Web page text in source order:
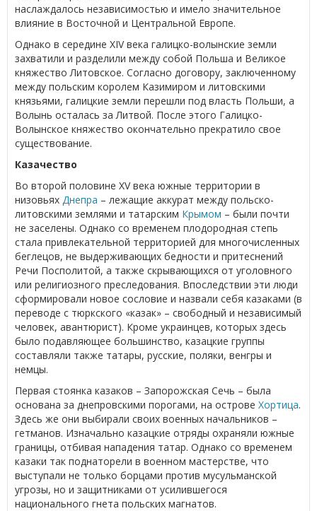
наслаждалось независимостью и имело значительное
влияние в Восточной и Центральной Европе.
Однако в середине XIV века галицко-волынские земли
захватили и разделили между собой Польша и Великое
княжество Литовское. Согласно договору, заключенному
между польским королем Казимиром и литовскими
князьями, галицкие земли перешли под власть Польши, а
Волынь осталась за Литвой. После этого Галицко-
Волынское княжество окончательно прекратило свое
существование.
Казачество
Во второй половине XV века южные территории в
низовьях Днепра – лежащие аккурат между польско-
литовскими землями и татарским Крымом – были почти
не заселены. Однако со временем плодородная степь
стала привлекательной территорией для многочисленных
беглецов, не выдерживающих бедности и притеснений
Речи Посполитой, а также скрывающихся от уголовного
или религиозного преследования. Впоследствии эти люди
сформировали новое сословие и назвали себя казаками (в
переводе с тюркского «казак» – свободный и независимый
человек, авантюрист). Кроме украинцев, которых здесь
было подавляющее большинство, казацкие группы
составляли также татары, русские, поляки, венгры и
немцы.
Первая стоянка казаков – Запорожская Сечь – была
основана за днепровскими порогами, на острове Хортица.
Здесь же они выбирали своих военных начальников –
гетманов. Изначально казацкие отряды охраняли южные
границы, отбивая нападения татар. Однако со временем
казаки так поднаторели в военном мастерстве, что
выступали не только борцами против мусульманской
угрозы, но и защитниками от усилившегося
национального гнета польских магнатов.